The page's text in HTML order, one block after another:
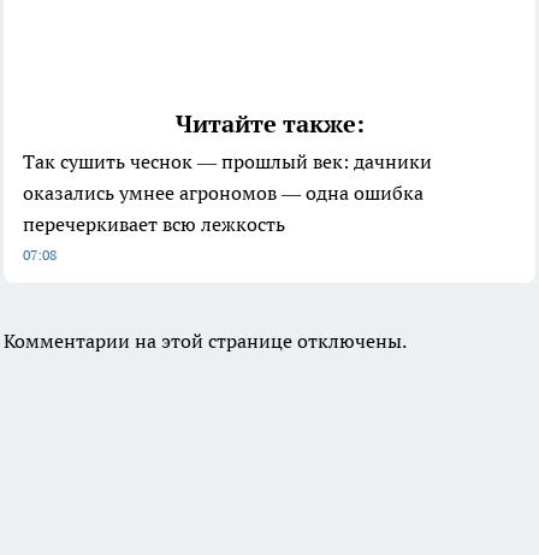
Читайте также:
Так сушить чеснок — прошлый век: дачники
оказались умнее агрономов — одна ошибка
перечеркивает всю лежкость
07:08
Комментарии на этой странице отключены.